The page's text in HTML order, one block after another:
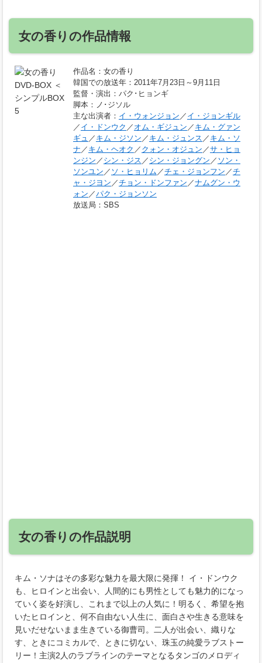
女の香りの作品情報
作品名 ：女の香り
韓国での放送年 ：2011年7月23日～9月11日
監督・演出 ：パク･ヒョンギ
脚本 ：ノ･ジソル
主な出演者 ： イ・ウォンジョン ／ イ・ジョンギル
／ イ・ドンウク ／ オム・ギジュン ／ キム・グァン
ギュ ／ キム・ジソン ／ キム・ジュンス ／ キム・ソ
ナ ／ キム・ヘオク ／ クォン・オジュン ／サ・ヒョ
ンジン ／ シン・ジス ／ シン・ジョングン ／ ソン・
ソンユン ／ ソ・ヒョリム ／チェ・ジョンフン ／チ
ャ・ジヨン ／チョン・ドンファン ／ナムグン・ウ
ォン ／パク・ジョンソン
放送局 ：SBS
女の香りの作品説明
キム・ソナはその多彩な魅力を最大限に発揮！ イ・ドンウク
も、ヒロインと出会い、人間的にも男性としても魅力的になっ
ていく姿を好演し、これまで以上の人気に！明るく、希望を抱
いたヒロインと、何不自由ない人生に、面白さや生きる意味を
見いだせないまま生きている御曹司。二人が出会い、織りな
す、ときにコミカルで、ときに切ない、珠玉の純愛ラブストー
リー！主演2人のラブラインのテーマとなるタンゴのメロディ